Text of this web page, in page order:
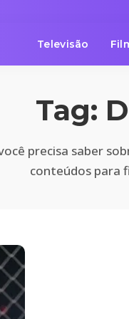
Televisão
Tag:
precisa saber
conteúdos para